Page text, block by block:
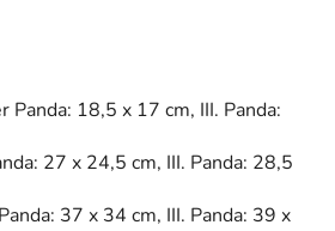
18,5 x 17 cm, III. Panda:
27 x 24,5 cm, III. Panda: 28,5
37 x 34 cm, III. Panda: 39 x